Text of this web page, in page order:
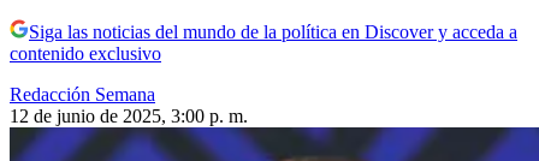
Siga las noticias del mundo de la política en Discover y acceda a
contenido exclusivo
Redacción Semana
12 de junio de 2025, 3:00 p. m.